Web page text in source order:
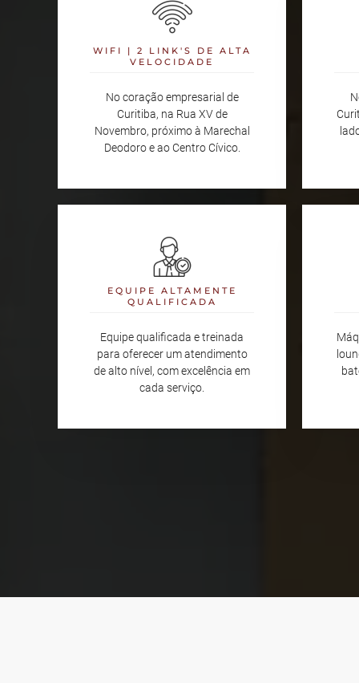
WIFI | 2 LINK'S DE ALTA
VELOCIDADE
No coração empresarial de
Curitiba, na Rua XV de
Novembro, próximo à Marechal
Deodoro e ao Centro Cívico.
EQUIPE ALTAMENTE
QUALIFICADA
Equipe qualificada e treinada
para oferecer um atendimento
de alto nível, com excelência em
cada serviço.